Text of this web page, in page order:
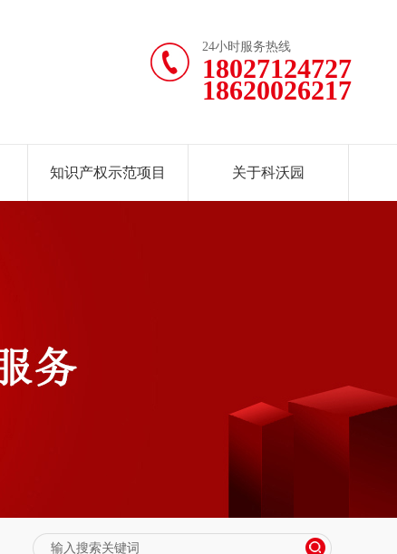
24小时服务热线
18027124727
18620026217
知识产权示范项目 关于科沃园